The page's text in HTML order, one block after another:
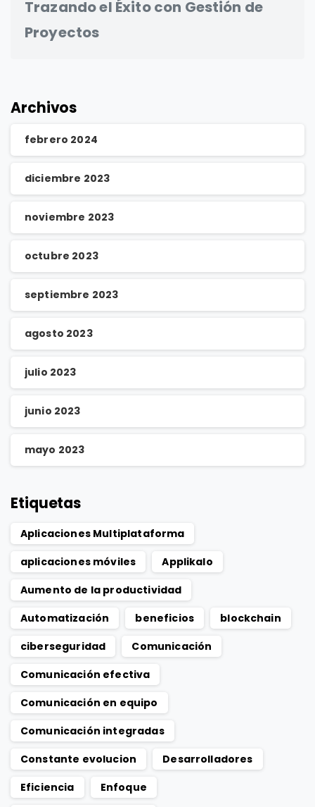
Trazando el Éxito con Gestión de
Proyectos
Archivos
febrero 2024
diciembre 2023
noviembre 2023
octubre 2023
septiembre 2023
agosto 2023
julio 2023
junio 2023
mayo 2023
Etiquetas
Aplicaciones Multiplataforma
aplicaciones móviles
Applikalo
Aumento de la productividad
Automatización
beneficios
blockchain
ciberseguridad
Comunicación
Comunicación efectiva
Comunicación en equipo
Comunicación integradas
Constante evolucion
Desarrolladores
Eficiencia
Enfoque